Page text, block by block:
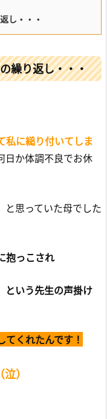
し・・・
繰り返し・・・
私に縋り付いてしま
日か体調不良でお休
と思っていた母でした
抱っこされ
という先生の声掛け
くれたんです！
）